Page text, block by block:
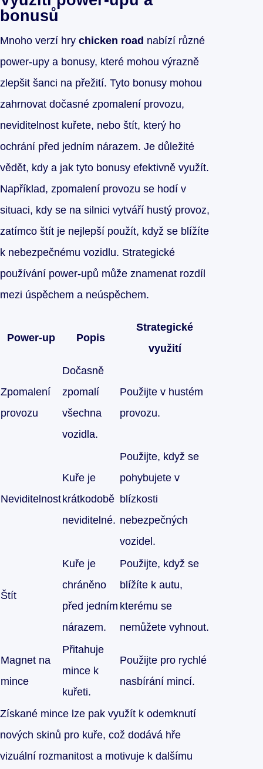
bonusů
Mnoho verzí hry chicken road nabízí různé
power-upy a bonusy, které mohou výrazně
zlepšit šanci na přežití. Tyto bonusy mohou
zahrnovat dočasné zpomalení provozu,
neviditelnost kuřete, nebo štít, který ho
ochrání před jedním nárazem. Je důležité
vědět, kdy a jak tyto bonusy efektivně využít.
Například, zpomalení provozu se hodí v
situaci, kdy se na silnici vytváří hustý provoz,
zatímco štít je nejlepší použít, když se blížíte
k nebezpečnému vozidlu. Strategické
používání power-upů může znamenat rozdíl
mezi úspěchem a neúspěchem.
Power-up Popis
Strategické
využití
Zpomalení
provozu
Dočasně
zpomalí
všechna
vozidla.
Použijte v hustém
provozu.
Neviditelnost
Kuře je
krátkodobě
neviditelné.
Použijte, když se
pohybujete v
blízkosti
nebezpečných
vozidel.
Štít
Kuře je
chráněno
před jedním
nárazem.
Použijte, když se
blížíte k autu,
kterému se
nemůžete vyhnout.
Magnet na
mince
Přitahuje
mince k
kuřeti.
Použijte pro rychlé
nasbírání mincí.
Získané mince lze pak využít k odemknutí
nových skinů pro kuře, což dodává hře
vizuální rozmanitost a motivuje k dalšímu